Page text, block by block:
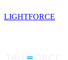
LIGHTFORCE